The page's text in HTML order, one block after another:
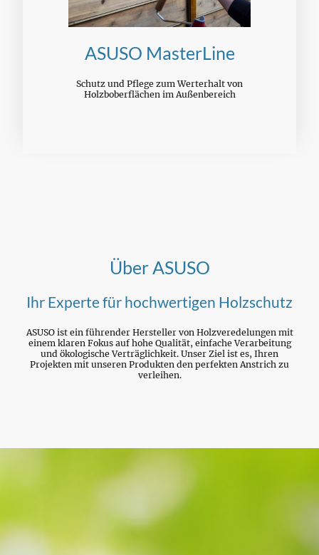
ASUSO MasterLine
Schutz und Pflege zum Werterhalt von
Holzboberflächen im Außenbereich
Über ASUSO
Ihr Experte für hochwertigen Holzschutz
ASUSO ist ein führender Hersteller von Holzveredelungen mit
einem klaren Fokus auf hohe Qualität, einfache Verarbeitung
und ökologische Verträglichkeit. Unser Ziel ist es, Ihren
Projekten mit unseren Produkten den perfekten Anstrich zu
verleihen.